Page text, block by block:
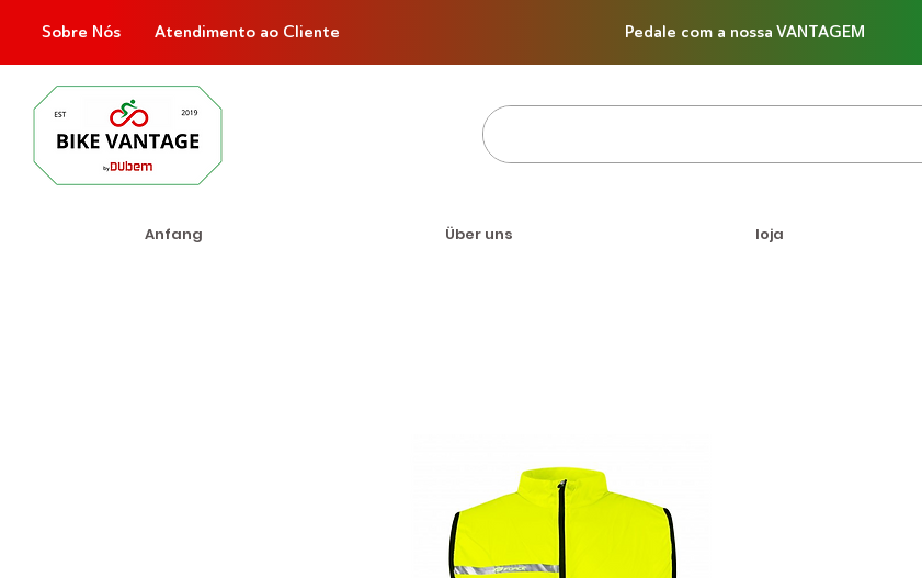
Sobre Nós Atendimento ao Cliente Pedale com a nossa VANTAGEM
Anfang Über uns loja